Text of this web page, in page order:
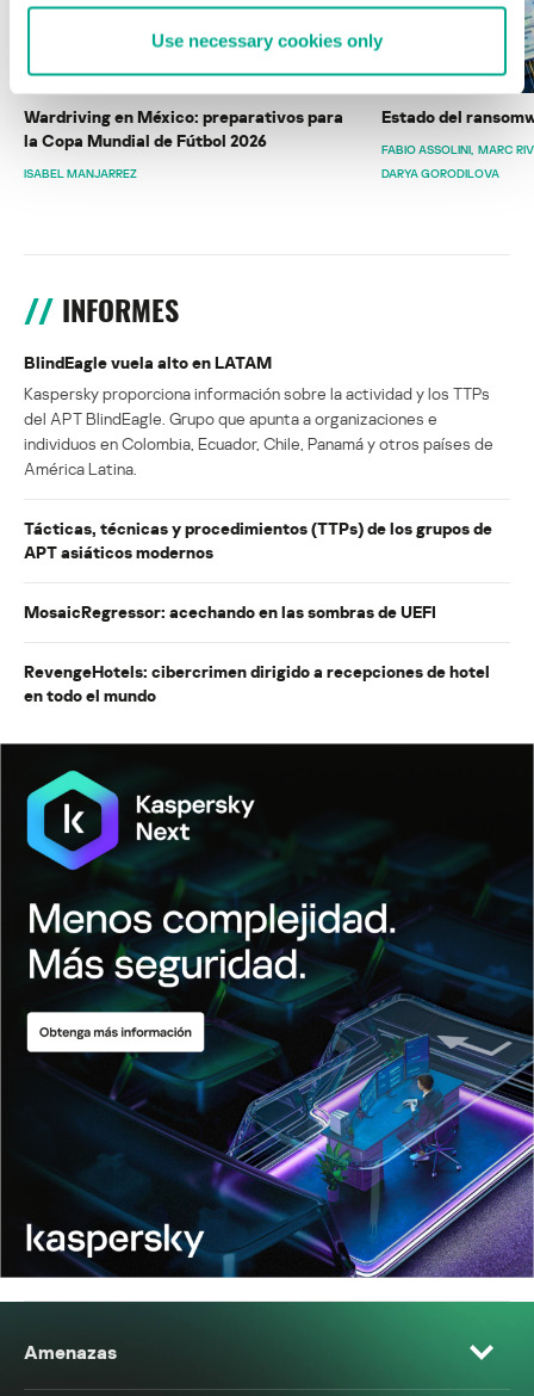
Use necessary cookies only
Wardriving en México: preparativos para
la Copa Mundial de Fútbol 2026
ISABEL MANJARREZ
Estado del
FABIO ASSOLINI MARC
DARYA GORODILOVA
INFORMES
BlindEagle vuela alto en LATAM
Kaspersky proporciona información sobre la actividad y los TTPs
del APT BlindEagle. Grupo que apunta a organizaciones e
individuos en Colombia, Ecuador, Chile, Panamá y otros países de
América Latina.
Tácticas, técnicas y procedimientos (TTPs) de los grupos de
APT asiáticos modernos
MosaicRegressor: acechando en las sombras de UEFI
RevengeHotels: cibercrimen dirigido a recepciones de hotel
en todo el mundo
Amenazas